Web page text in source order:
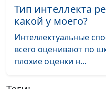
Почему я всем
должна?
Тип интеллекта
какой у моего?
Интеллектуальные
всего оценивают по
плохие оценки н...